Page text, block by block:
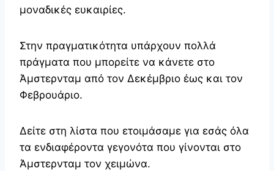
μοναδικές ευκαιρίες.
Στην πραγματικότητα υπάρχουν πολλά
πράγματα που μπορείτε να κάνετε στο
Άμστερνταμ από τον Δεκέμβριο έως και τον
Φεβρουάριο.
Δείτε στη λίστα που ετοιμάσαμε για εσάς όλα
τα ενδιαφέροντα γεγονότα που γίνονται στο
Άμστερνταμ τον χειμώνα.